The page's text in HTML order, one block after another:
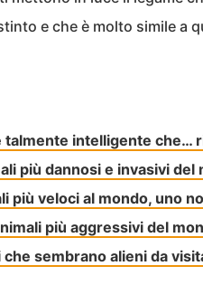
e che è molto simile a
talmente intelligente che…
più dannosi e invasivi del
più veloci al mondo, uno
più aggressivi del
che sembrano alieni da